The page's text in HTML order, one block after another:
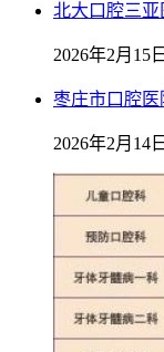
北大口腔三亚
2026年2月15日
枣庄市口腔医
2026年2月14日